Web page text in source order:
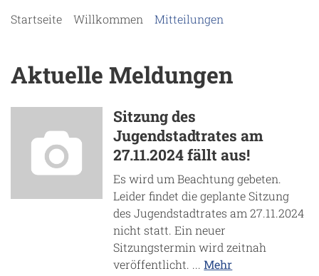
Startseite Willkommen Mitteilungen
Aktuelle Meldungen
Sitzung des
Jugendstadtrates am
27.11.2024 fällt aus!
Es wird um Beachtung gebeten.
Leider findet die geplante Sitzung
des Jugendstadtrates am 27.11.2024
nicht statt. Ein neuer
Sitzungstermin wird zeitnah
veröffentlicht. ...Mehr